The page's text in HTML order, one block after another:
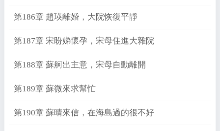
第186章 趙瑛離婚，大院恢復平靜
第187章 宋盼娣懷孕，宋母住進大雜院
第188章 蘇舸出主意，宋母自動離開
第189章 蘇微來求幫忙
第190章 蘇晴來信，在海島過的很不好